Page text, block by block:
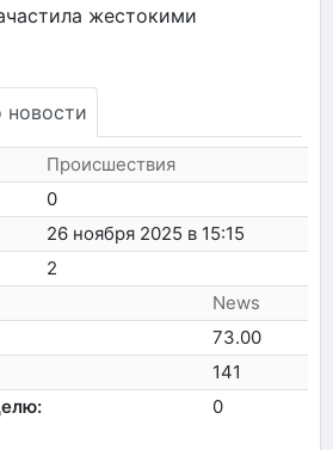
жестокими
Происшествия
0
26 ноября 2025 в 15:15
2
News
73.00
141
0